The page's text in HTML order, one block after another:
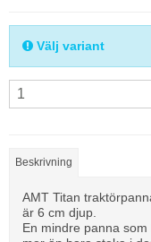
Välj variant
Beskrivning
AMT Titan
är 6 cm djup.
En mindre panna